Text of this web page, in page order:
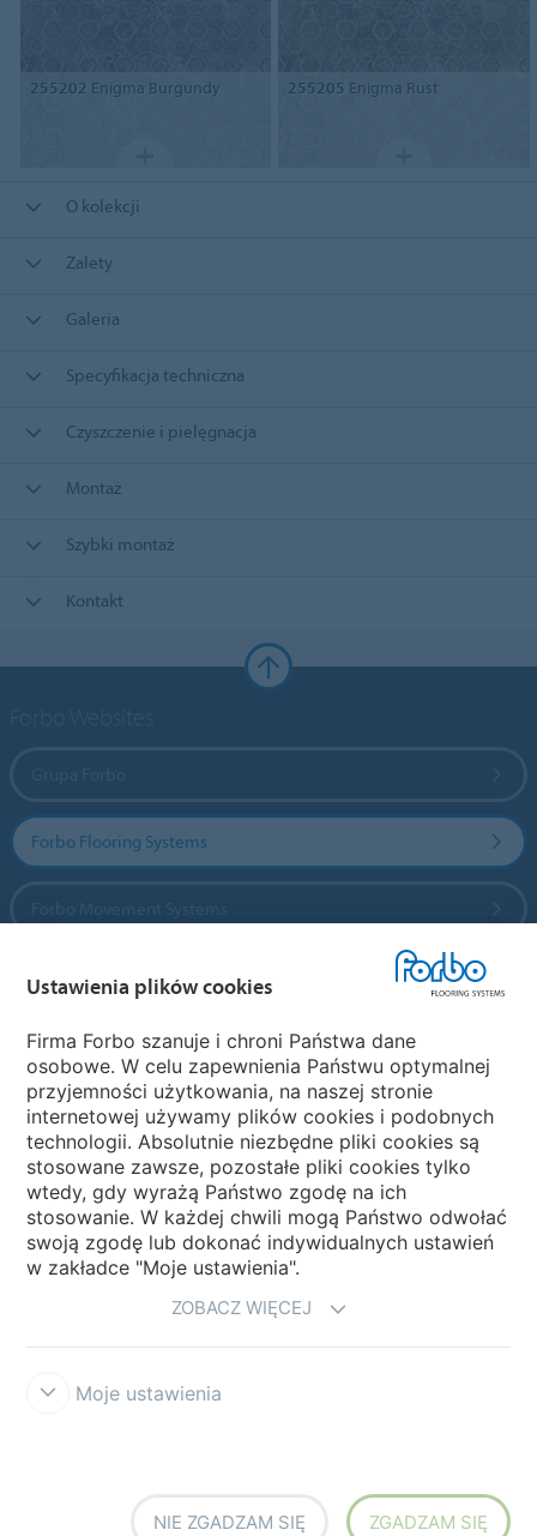
255202 Enigma Burgundy 255205 Enigma Rust
O kolekcji
Zalety
Galeria
Specyfikacja techniczna
Czyszczenie i pielęgnacja
Montaż
Szybki montaż
Kontakt
Forbo Flooring Systems
Wybierz kraj
My Forbo
NEWSLETTER
Ustawienia plików cookies
Firma Forbo szanuje i chroni Państwa dane
osobowe. W celu zapewnienia Państwu optymalnej
przyjemności użytkowania, na naszej stronie
internetowej używamy plików cookies i podobnych
technologii. Absolutnie niezbędne pliki cookies są
stosowane zawsze, pozostałe pliki cookies tylko
wtedy, gdy wyrażą Państwo zgodę na ich
stosowanie. W każdej chwili mogą Państwo odwołać
swoją zgodę lub dokonać indywidualnych ustawień
w zakładce "Moje ustawienia".
ZOBACZ WIĘCEJ
Moje ustawienia
NIE ZGADZAM SIĘ ZGADZAM SIĘ